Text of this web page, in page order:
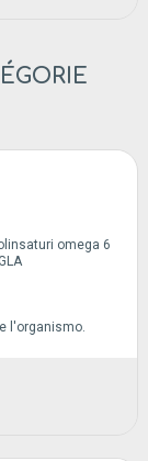
omega 6
l'organismo.